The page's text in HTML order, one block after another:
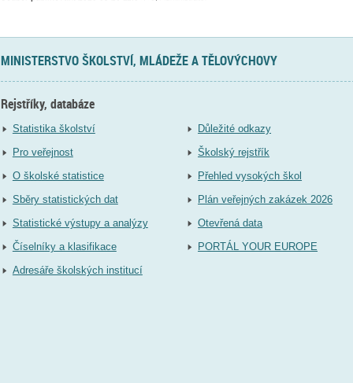
MINISTERSTVO ŠKOLSTVÍ, MLÁDEŽE A TĚLOVÝCHOVY
Rejstříky, databáze
Statistika školství
Pro veřejnost
O školské statistice
Sběry statistických dat
Statistické výstupy a analýzy
Číselníky a klasifikace
Adresáře školských institucí
Důležité odkazy
Školský rejstřík
Přehled vysokých škol
Plán veřejných zakázek 2026
Otevřená data
PORTÁL YOUR EUROPE